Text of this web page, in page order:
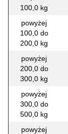
100,0 kg
powyżej
100,0 do
200,0 kg
powyżej
200,0 do
300,0 kg
powyżej
300,0 do
500,0 kg
powyżej